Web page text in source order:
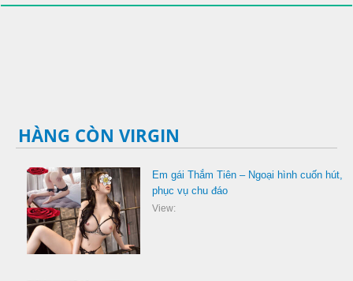
HÀNG CÒN VIRGIN
Em gái Thắm Tiên – Ngoại hình cuốn hút,
phục vụ chu đáo
View: